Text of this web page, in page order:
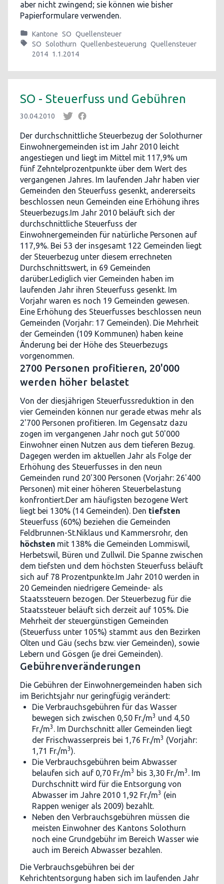
aber nicht zwingend; sie können wie bisher
Papierformulare verwenden.
Kantone SO Quellensteuer
SO Solothurn Quellenbesteuerung Quellensteuer
2014 1.1.2014
SO - Steuerfuss und Gebühren
30.04.2010
Der durchschnittliche Steuerbezug der Solothurner
Einwohnergemeinden ist im Jahr 2010 leicht
angestiegen und liegt im Mittel mit 117,9% um
fünf Zehntelprozentpunkte über dem Wert des
vergangenen Jahres. Im laufenden Jahr haben vier
Gemeinden den Steuerfuss gesenkt, andererseits
beschlossen neun Gemeinden eine Erhöhung ihres
Steuerbezugs.Im Jahr 2010 beläuft sich der
durchschnittliche Steuerfuss der
Einwohnergemeinden für natürliche Personen auf
117,9%. Bei 53 der insgesamt 122 Gemeinden liegt
der Steuerbezug unter diesem errechneten
Durchschnittswert, in 69 Gemeinden
darüber.Lediglich vier Gemeinden haben im
laufenden Jahr ihren Steuerfuss gesenkt. Im
Vorjahr waren es noch 19 Gemeinden gewesen.
Eine Erhöhung des Steuerfusses beschlossen neun
Gemeinden (Vorjahr: 17 Gemeinden). Die Mehrheit
der Gemeinden (109 Kommunen) haben keine
Änderung bei der Höhe des Steuerbezugs
vorgenommen.
2700 Personen profitieren, 20'000
werden höher belastet
Von der diesjährigen Steuerfussreduktion in den
vier Gemeinden können nur gerade etwas mehr als
2'700 Personen profitieren. Im Gegensatz dazu
zogen im vergangenen Jahr noch gut 50'000
Einwohner einen Nutzen aus dem tieferen Bezug.
Dagegen werden im aktuellen Jahr als Folge der
Erhöhung des Steuerfusses in den neun
Gemeinden rund 20'300 Personen (Vorjahr: 26'400
Personen) mit einer höheren Steuerbelastung
konfrontiert.Der am häufigsten bezogene Wert
liegt bei 130% (14 Gemeinden). Den tiefsten
Steuerfuss (60%) beziehen die Gemeinden
Feldbrunnen-St.Niklaus und Kammersrohr, den
höchsten mit 138% die Gemeinden Lommiswil,
Herbetswil, Büren und Zullwil. Die Spanne zwischen
dem tiefsten und dem höchsten Steuerfuss beläuft
sich auf 78 Prozentpunkte.Im Jahr 2010 werden in
20 Gemeinden niedrigere Gemeinde- als
Staatssteuern bezogen. Der Steuerbezug für die
Staatssteuer beläuft sich derzeit auf 105%. Die
Mehrheit der steuergünstigen Gemeinden
(Steuerfuss unter 105%) stammt aus den Bezirken
Olten und Gäu (sechs bzw. vier Gemeinden), sowie
Lebern und Gösgen (je drei Gemeinden).
Gebührenveränderungen
Die Gebühren der Einwohnergemeinden haben sich
im Berichtsjahr nur geringfügig verändert:
Die Verbrauchsgebühren für das Wasser
bewegen sich zwischen 0,50 Fr./m3 und 4,50
Fr./m3 . Im Durchschnitt aller Gemeinden liegt
der Frischwasserpreis bei 1,76 Fr./m3 (Vorjahr:
1,71 Fr./m3).
Die Verbrauchsgebühren beim Abwasser
belaufen sich auf 0,70 Fr./m3 bis 3,30 Fr./m3 . Im
Durchschnitt wird für die Entsorgung von
Abwasser im Jahre 2010 1,92 Fr./m3 (ein
Rappen weniger als 2009) bezahlt.
Neben den Verbrauchsgebühren müssen die
meisten Einwohner des Kantons Solothurn
noch eine Grundgebühr im Bereich Wasser wie
auch im Bereich Abwasser bezahlen.
Die Verbrauchsgebühren bei der
Kehrichtentsorgung haben sich im laufenden Jahr